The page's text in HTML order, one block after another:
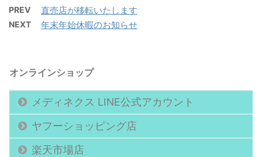
PREV 直売店が移転いたします
NEXT 年末年始休暇のお知らせ
オンラインショップ
メディネクス LINE公式アカウント
ヤフーショッピング店
楽天市場店